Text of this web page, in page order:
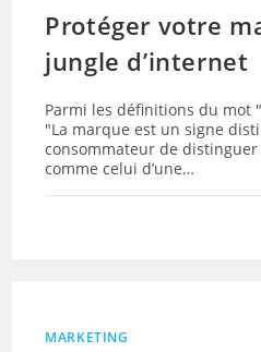
Protéger votre
jungle d’internet
Parmi les définitions du mot
"La marque est un signe
consommateur de
comme celui d’une…
MARKETING